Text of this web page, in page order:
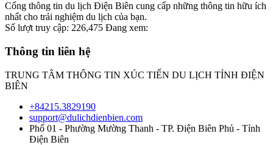
Cổng thông tin du lịch Điện Biên cung cấp những thông tin hữu ích
nhất cho trải nghiệm du lịch của bạn.
Số lượt truy cập: 226,475 Đang xem:
Thông tin liên hệ
TRUNG TÂM THÔNG TIN XÚC TIẾN DU LỊCH TỈNH ĐIỆN
BIÊN
+84215.3829190
support@dulichdienbien.com
Phố 01 - Phường Mường Thanh - TP. Điện Biên Phủ - Tỉnh
Điện Biên